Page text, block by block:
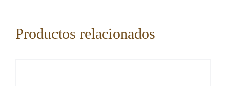
Productos relacionados